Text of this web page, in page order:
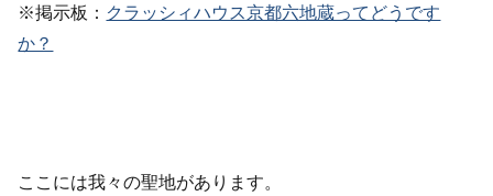
※掲示板： クラッシィハウス京都六地蔵ってどうです
か？
ここには我々の聖地があります。